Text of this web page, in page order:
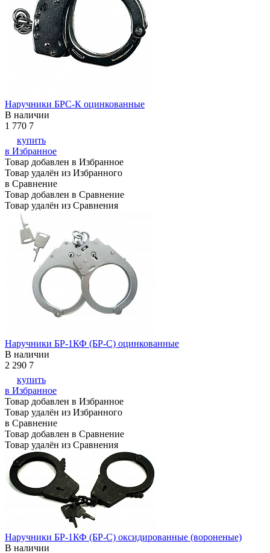
Наручники БРС-К оцинкованные
В наличии
1 770 7
купить
в Избранное
Товар добавлен в Избранное
Товар удалён из Избранного
в Сравнение
Товар добавлен в Сравнение
Товар удалён из Сравнения
Наручники БР-1КФ (БР-С) оцинкованные
В наличии
2 290 7
купить
в Избранное
Товар добавлен в Избранное
Товар удалён из Избранного
в Сравнение
Товар добавлен в Сравнение
Товар удалён из Сравнения
Наручники БР-1КФ (БР-С) оксидированные (вороненые)
В наличии